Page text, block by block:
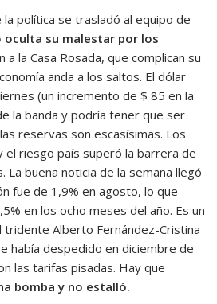
política se trasladó al equipo de
oculta su malestar por los
a la Casa Rosada, que complican su
anda a los saltos. El dólar
(un incremento de $ 85 en la
la banda y podría tener que ser
reservas son escasísimas. Los
el riesgo país superó la barrera de
La buena noticia de la semana llegó
fue de 1,9% en agosto, lo que
en los ocho meses del año. Es un
Alberto Fernández-Cristina
había despedido en diciembre de
las tarifas pisadas. Hay que
bomba y no estalló.